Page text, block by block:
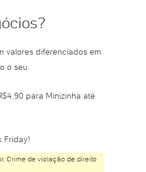
valores diferenciados em
o seu.
para Minizinha até
Friday!
Crime de violação de direito